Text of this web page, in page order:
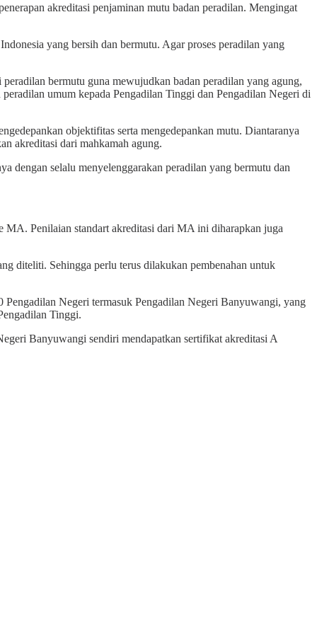
akreditasi penjaminan mutu badan peradilan. Mengingat
yang bersih dan bermutu. Agar proses peradilan yang
bermutu guna mewujudkan badan peradilan yang agung,
umum kepada Pengadilan Tinggi dan Pengadilan Negeri di
objektifitas serta mengedepankan mutu. Diantaranya
akreditasi dari mahkamah agung.
dengan selalu menyelenggarakan peradilan yang bermutu dan
MA. Penilaian standart akreditasi dari MA ini diharapkan juga
diteliti. Sehingga perlu terus dilakukan pembenahan untuk
Pengadilan Negeri termasuk Pengadilan Negeri Banyuwangi, yang
Tinggi.
Banyuwangi sendiri mendapatkan sertifikat akreditasi A